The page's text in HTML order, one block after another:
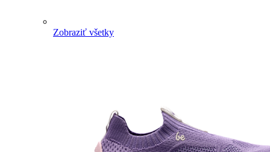
Zobraziť všetky